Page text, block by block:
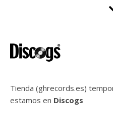
Tienda (ghrecords.es)
estamos en Discogs